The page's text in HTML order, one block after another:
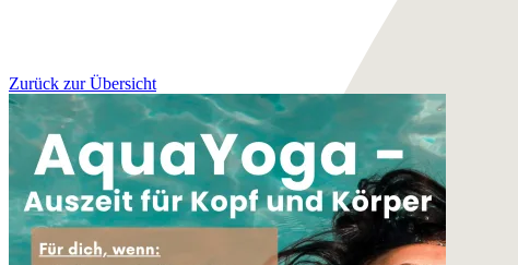
Zurück zur Übersicht